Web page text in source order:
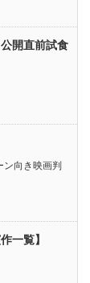
開直前試食
ン向き映画判
一覧】